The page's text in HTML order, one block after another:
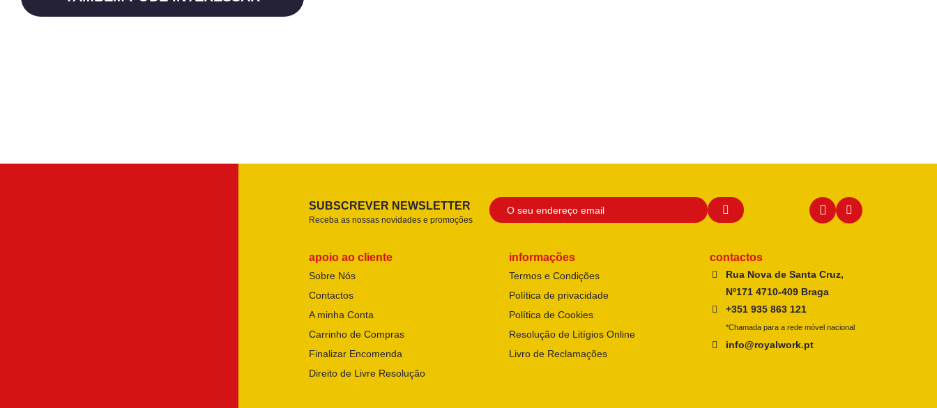
SUBSCREVER NEWSLETTER
Receba as nossas novidades e promoções
apoio ao cliente
Sobre Nós
Contactos
A minha Conta
Carrinho de Compras
Finalizar Encomenda
Direito de Livre Resolução
informações
Termos e Condições
Política de privacidade
Política de Cookies
Resolução de Litígios Online
Livro de Reclamações
contactos
Rua Nova de Santa Cruz,
Nº171 4710-409 Braga
+351 935 863 121
*Chamada para a rede móvel nacional
info@royalwork.pt